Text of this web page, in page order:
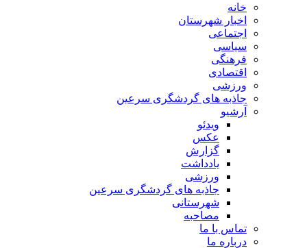
خانه
اخبار شهرستان
اجتماعی
سیاسی
فرهنگی
اقتصادی
ورزشی
جاذبه های گردشگری سرعین
آرشیو
ویدئو
عکس
گزارش
یادداشت
ورزشی
جاذبه های گردشگری سرعین
شهرستانی
مصاحبه
تماس با ما
درباره ما